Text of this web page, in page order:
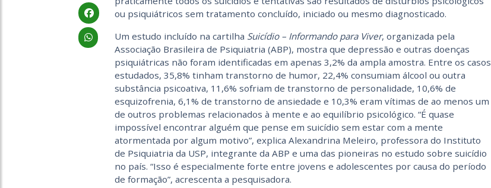
ou psiquiátricos sem tratamento concluído, iniciado ou mesmo diagnosticado.
Um estudo incluído na cartilha Suicídio – Informando para Viver, organizada pela
Associação Brasileira de Psiquiatria (ABP), mostra que depressão e outras doenças
psiquiátricas não foram identificadas em apenas 3,2% da ampla amostra. Entre os casos
estudados, 35,8% tinham transtorno de humor, 22,4% consumiam álcool ou outra
substância psicoativa, 11,6% sofriam de transtorno de personalidade, 10,6% de
esquizofrenia, 6,1% de transtorno de ansiedade e 10,3% eram vítimas de ao menos um
de outros problemas relacionados à mente e ao equilíbrio psicológico. “É quase
impossível encontrar alguém que pense em suicídio sem estar com a mente
atormentada por algum motivo”, explica Alexandrina Meleiro, professora do Instituto
de Psiquiatria da USP, integrante da ABP e uma das pioneiras no estudo sobre suicídio
no país. “Isso é especialmente forte entre jovens e adolescentes por causa do período
de formação”, acrescenta a pesquisadora.